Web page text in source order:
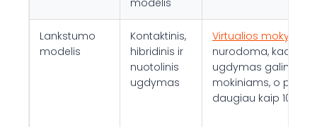
Lankstumo
modelis
Kontaktinis,
hibridinis ir
nuotolinis
ugdymas
Virtualios mokyklos
nurodoma, kad
ugdymas galimas
mokiniams, o
daugiau kaip 100